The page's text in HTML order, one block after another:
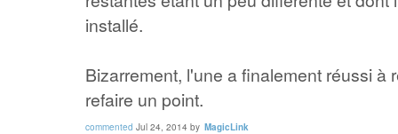
installé.
Bizarrement, l'une a finalement réussi à
refaire un point.
commented Jul 24, 2014 by MagicLink